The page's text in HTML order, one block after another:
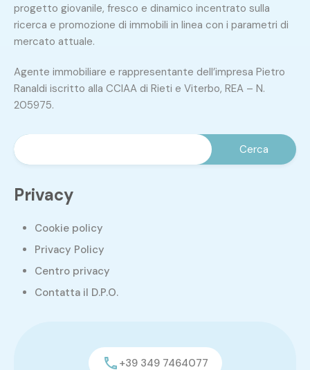
progetto giovanile, fresco e dinamico incentrato sulla
ricerca e promozione di immobili in linea con i parametri di
mercato attuale.
Agente immobiliare e rappresentante dell’impresa Pietro
Ranaldi iscritto alla CCIAA di Rieti e Viterbo, REA – N.
205975.
Privacy
Cookie policy
Privacy Policy
Centro privacy
Contatta il D.P.O.
+39 349 7464077